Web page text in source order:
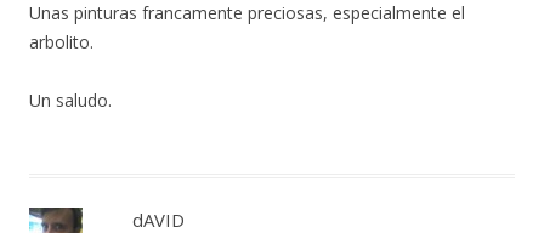
Unas pinturas francamente preciosas, especialmente el
arbolito.
Un saludo.
dAVID